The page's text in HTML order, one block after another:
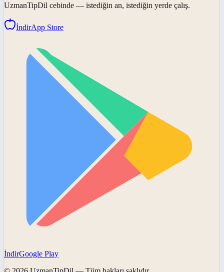
UzmanTipDil cebinde — istediğin an, istediğin yerde çalış.
İndirApp Store
İndirGoogle Play